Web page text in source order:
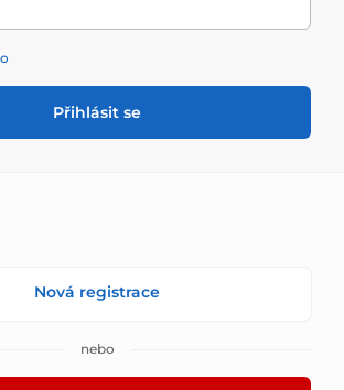
Přihlásit se
Nová registrace
nebo